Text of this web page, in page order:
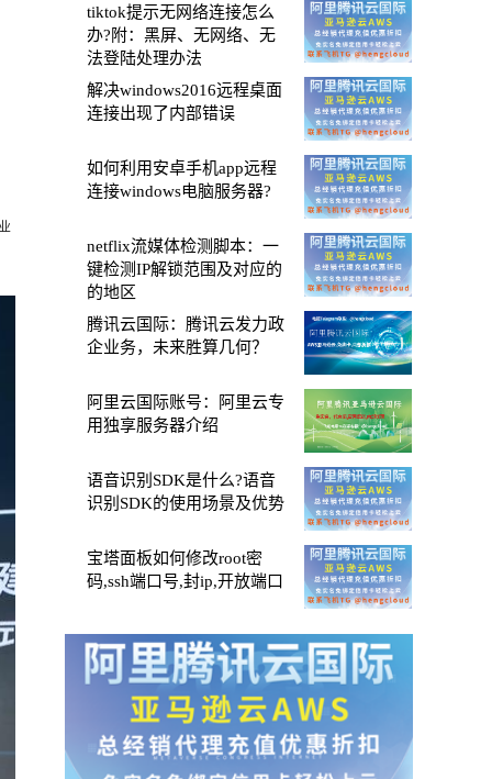
tiktok提示无网络连接怎么
办?附：黑屏、无网络、无
法登陆处理办法
解决windows2016远程桌面
连接出现了内部错误
如何利用安卓手机app远程
连接windows电脑服务器?
netflix流媒体检测脚本：一
键检测IP解锁范围及对应的
的地区
腾讯云国际：腾讯云发力政
企业务，未来胜算几何？
阿里云国际账号：阿里云专
用独享服务器介绍
语音识别SDK是什么?语音
识别SDK的使用场景及优势
宝塔面板如何修改root密
码,ssh端口号,封ip,开放端口